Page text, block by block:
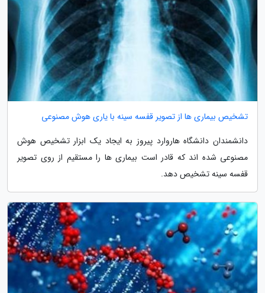
تشخیص بیماری ها از تصویر قفسه سینه با یاری هوش مصنوعی
دانشمندان دانشگاه هاروارد پیروز به ایجاد یک ابزار تشخیص هوش
مصنوعی شده اند که قادر است بیماری ها را مستقیم از روی تصویر
قفسه سینه تشخیص دهد.